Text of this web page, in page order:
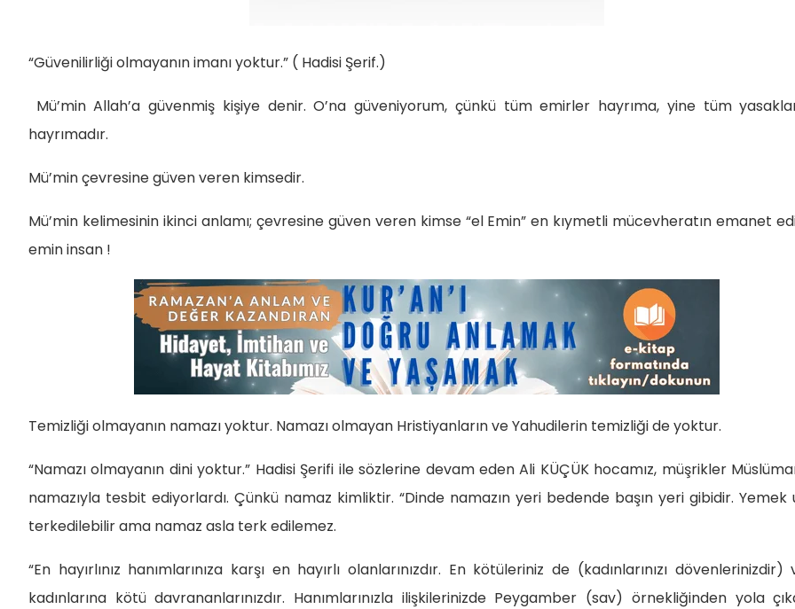
“Güvenilirliği olmayanın imanı yoktur.” ( Hadisi Şerif.)
Mü’min Allah’a güvenmiş kişiye denir. O’na güveniyorum, çünkü tüm emirler hayrıma, yine tüm
hayrımadır.
Mü’min çevresine güven veren kimsedir.
Mü’min kelimesinin ikinci anlamı; çevresine güven veren kimse “el Emin” en kıymetli mücevheratın emanet
emin insan !
Temizliği olmayanın namazı yoktur. Namazı olmayan Hristiyanların ve Yahudilerin temizliği de yoktur.
“Namazı olmayanın dini yoktur.” Hadisi Şerifi ile sözlerine devam eden Ali KÜÇÜK hocamız, müşrikler
namazıyla tesbit ediyorlardı. Çünkü namaz kimliktir. “Dinde namazın yeri bedende başın yeri gibidir. Yemek
terkedilebilir ama namaz asla terk edilemez.
“En hayırlınız hanımlarınıza karşı en hayırlı olanlarınızdır. En kötüleriniz de (kadınlarınızı dövenlerinizdir)
kadınlarına kötü davrananlarınızdır. Hanımlarınızla ilişkilerinizde Peygamber (sav) örnekliğinden yola